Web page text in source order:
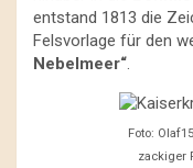
entstand 1813 die
Felsvorlage für den
Nebelmeer“.
Foto:
zackiger